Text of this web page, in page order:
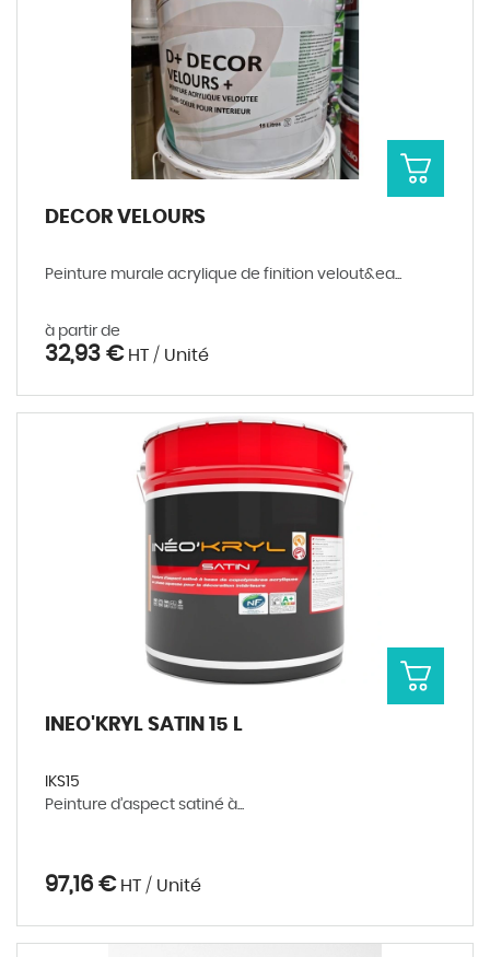
DECOR VELOURS
Peinture murale acrylique de finition velout&ea...
à partir de
32,93 €HT / Unité
INEO'KRYL SATIN 15 L
IKS15
Peinture d’aspect satiné à...
97,16 €HT / Unité